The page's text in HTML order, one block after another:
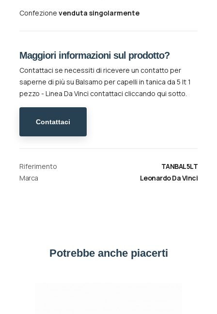
Confezione venduta singolarmente
Maggiori informazioni sul prodotto?
Contattaci se necessiti di ricevere un contatto per
saperne di più su Balsamo per capelli in tanica da 5 lt 1
pezzo - Linea Da Vinci contattaci cliccando qui sotto.
Contattaci
Riferimento
TANBAL5LT
Marca
Leonardo Da Vinci
Potrebbe anche piacerti